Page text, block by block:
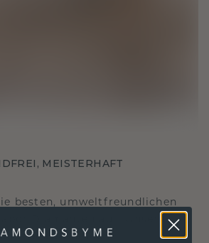
MEISTERHAFT
besten, umweltfreundlichen
Diamanten aus. Unsere
verbinden